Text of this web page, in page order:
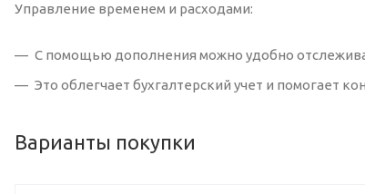
Управление временем и расходами:
С помощью дополнения можно удобно
Это облегчает бухгалтерский учет и помогает
Варианты покупки